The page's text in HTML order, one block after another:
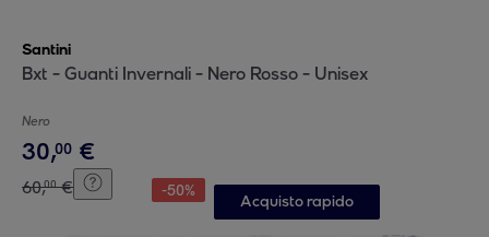
Santini
Bxt - Guanti Invernali - Nero Rosso - Unisex
Nero
30,00 €
60,00 € -50%
Acquisto rapido